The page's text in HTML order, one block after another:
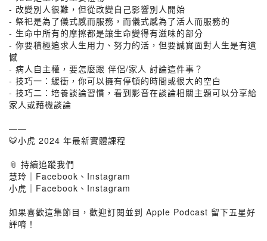
- 改變別人很難，但從改變自己影響別人開始
- 祭祀是為了儀式感而服務，而儀式感為了活人而服務的
- 生命中所有的摩擦都是讓生命變得有滋味的部分
- 你要積極追求人生用力、努力的活，但要誠實面對人生是有遺
憾
- 病人自主權，要怎麼跟 伴侶/家人 討論這件事？
- 技巧一：緩衝，你可以擁有停頓的時間或很大的空白
- 技巧二：培養談論習慣，看到影音在談論相關主題可以分享給
家人或藉機談論
——
🐯小虎 2024 年最新實體課程
📎 持續追蹤我們
慧玲｜Facebook、Instagram
小虎｜Facebook、Instagram
如果喜歡這集節目，歡迎訂閱並到 Apple Podcast 留下五星好
評唷！